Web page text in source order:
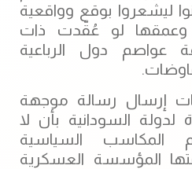
ليشعروا بوقع وواقعية
وعمقها لو عُقّدت ذات
عواصم دول الرباعية
إرسال رسالة موجهة
السودانية بأن لا
السياسية
المؤسسة العسكرية